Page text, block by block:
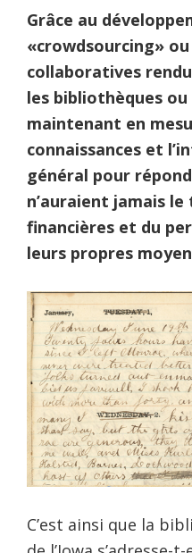
Grâce au
«crowdsourcing»
collaboratives
les bibliothèques
maintenant en
connaissances et
général pour
n’auraient jamais
financières et du
leurs propres
C’est ainsi que la